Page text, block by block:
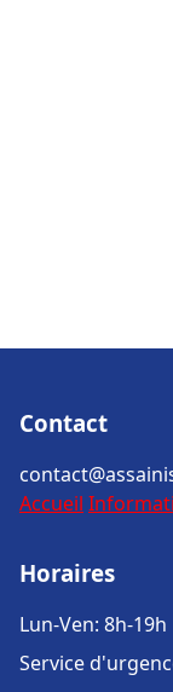
Contact
Accueil
Horaires
Lun-Ven: 8h-19h
Service